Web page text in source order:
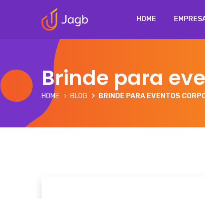
HOME
Brinde para
HOME BLOG BRINDE PARA EVENTOS